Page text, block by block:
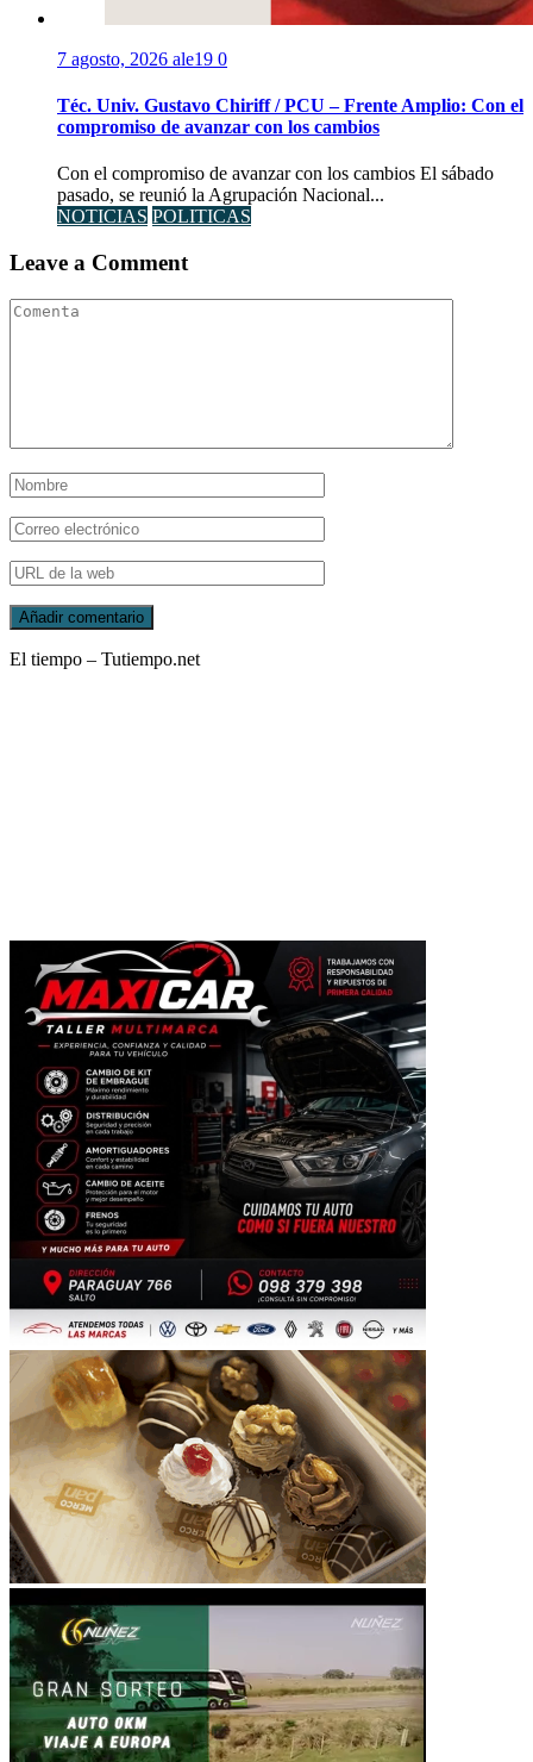
7 agosto, 2026 ale19 0
Téc. Univ. Gustavo Chiriff / PCU – Frente Amplio: Con el
compromiso de avanzar con los cambios
Con el compromiso de avanzar con los cambios El sábado
pasado, se reunió la Agrupación Nacional...
NOTICIAS POLITICAS
Leave a Comment
El tiempo – Tutiempo.net